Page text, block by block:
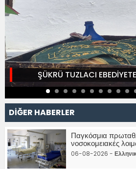
ŞÜKRÜ TUZLACI
DİĞER HABERLER
Παγκόσμια
νοσοκομειακές
06-08-2026 -